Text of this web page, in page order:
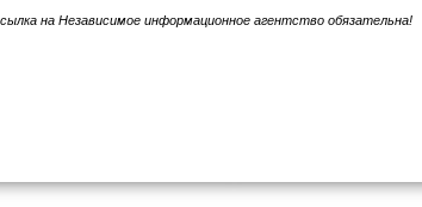
на Независимое информационное агентство обязательна!